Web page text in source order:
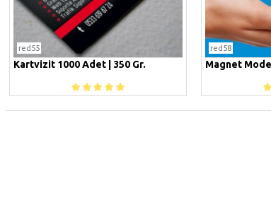
red55
Kartvizit 1000 Adet | 350 Gr.
red58
Magnet